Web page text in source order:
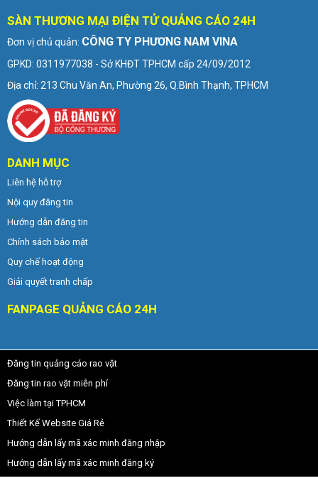
SÀN THƯƠNG MẠI ĐIỆN TỬ QUẢNG CÁO 24H
Đơn vị chủ quản: CÔNG TY PHƯƠNG NAM VINA
GPKD: 0311977038 - Sở KHĐT TPHCM cấp 24/09/2012
Địa chỉ: 213 Chu Văn An, Phường 26, Q.Bình Thạnh, TPHCM
DANH MỤC
Liên hệ hỗ trợ
Nội quy đăng tin
Hướng dẫn đăng tin
Chính sách bảo mật
Quy chế hoạt động
Giải quyết tranh chấp
FANPAGE QUẢNG CÁO 24H
Đăng tin quảng cáo rao vặt
Đăng tin rao vặt miễn phí
Việc làm tại TPHCM
Thiết Kế Website Giá Rẻ
Hướng dẫn lấy mã xác minh đăng nhập
Hướng dẫn lấy mã xác minh đăng ký